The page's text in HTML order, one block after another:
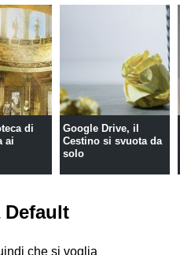
di
ai
Google Drive, il
Cestino si svuota da
solo
Default
che si voglia